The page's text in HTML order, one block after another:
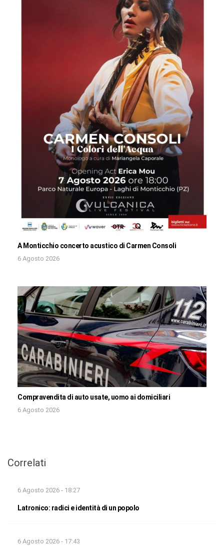
A Monticchio concerto acustico di Carmen Consoli
6 Agosto 2026
Compravendita di auto usate, uomo ai domiciliari
6 Agosto 2026
Correlati
6 Agosto 2026 - 18:27
Latronico: radici e identità di un popolo
6 Agosto 2026 - 17:43